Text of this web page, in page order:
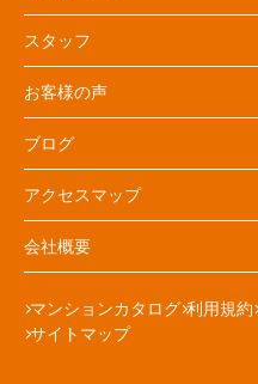
スタッフ
お客様の声
ブログ
アクセスマップ
会社概要
マンションカタログ 利用規約
サイトマップ